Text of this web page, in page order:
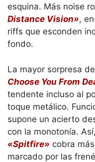
esquina. Más noise
Distance Vision»,
riffs que esconden
fondo.
La mayor sorpresa
Choose You From
tendente incluso al
toque metálico.
supone un acierto
con la monotonía.
«Spitfire» cobra
marcado por las